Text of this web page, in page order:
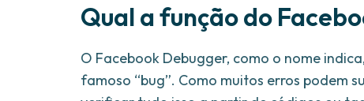
Qual a função do
O Facebook Debugger, como o nome
famoso “bug”. Como muitos erros podem